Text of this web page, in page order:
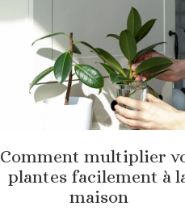
Comment multiplier
plantes facilement à
maison